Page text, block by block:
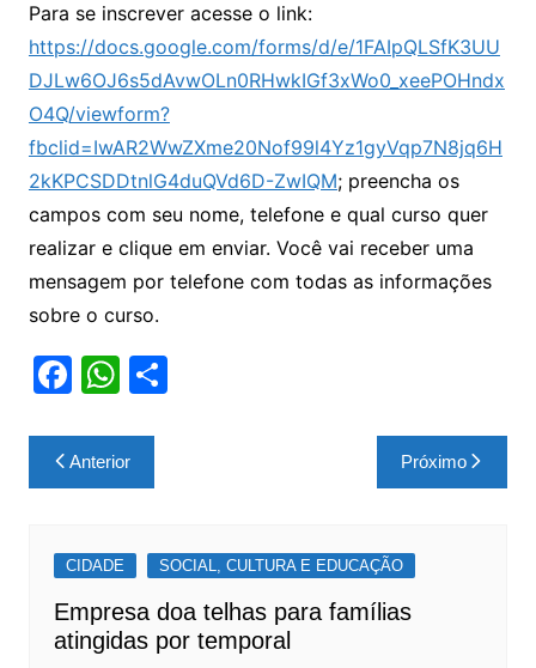
Para se inscrever acesse o link:
https://docs.google.com/forms/d/e/1FAIpQLSfK3UU
DJLw6OJ6s5dAvwOLn0RHwkIGf3xWo0_xeePOHndx
O4Q/viewform?
fbclid=IwAR2WwZXme20Nof99l4Yz1gyVqp7N8jq6H
2kKPCSDDtnlG4duQVd6D-ZwIQM; preencha os
campos com seu nome, telefone e qual curso quer
realizar e clique em enviar. Você vai receber uma
mensagem por telefone com todas as informações
sobre o curso.
F
c
e
o
o
k
W
at
s
p
p
S
Navegação
de
Anterior Próximo
CIDADE SOCIAL, CULTURA E EDUCAÇÃO
Empresa doa telhas para famílias
atingidas por temporal